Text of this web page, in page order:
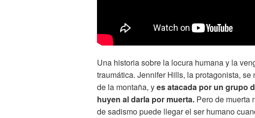
Una historia sobre la locura humana y la
traumática. Jennifer Hills, la protagonista,
de la montaña, yes atacada por un grupo
huyen al darla por muerta. Pero de muerta
de sadismo puede llegar el ser humano